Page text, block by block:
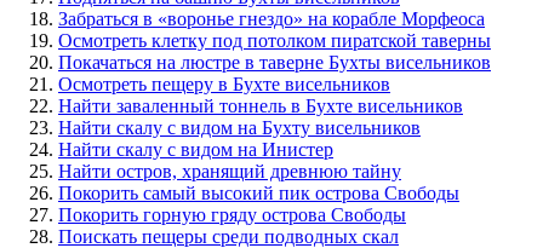
Забраться в «воронье гнездо» на корабле Морфеоса
Осмотреть клетку под потолком пиратской таверны
Покачаться на люстре в таверне Бухты висельников
Осмотреть пещеру в Бухте висельников
Найти заваленный тоннель в Бухте висельников
Найти скалу с видом на Бухту висельников
Найти скалу с видом на Инистер
Найти остров, хранящий древнюю тайну
Покорить самый высокий пик острова Свободы
Покорить горную гряду острова Свободы
Поискать пещеры среди подводных скал